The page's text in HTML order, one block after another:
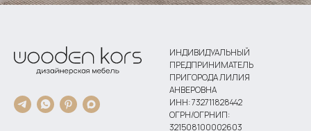
ИНДИВИДУАЛЬНЫЙ
ПРЕДПРИНИМАТЕЛЬ
ПРИГОРОДА ЛИЛИЯ
АНВЕРОВНА
ИНН: 732711828442
ОГРН/ОГРНИП:
321508100002603